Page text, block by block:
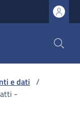
e dati /
atti -